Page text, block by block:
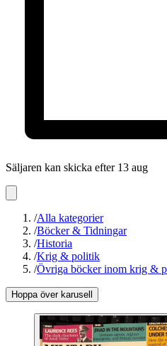
Säljaren kan skicka efter 13 aug
/Alla kategorier
/Böcker & Tidningar
/Historia
/Krig & politik
/Övriga böcker inom krig &
Hoppa över karusell